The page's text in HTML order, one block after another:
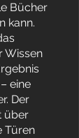
Bücher
kann.
Wissen
eine
Der
über
Türen